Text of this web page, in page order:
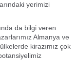
yerimizi
da bilgi veren
Almanya ve
kirazımız çok